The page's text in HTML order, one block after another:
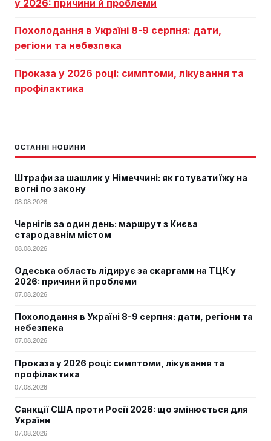
у 2026: причини й проблеми
Похолодання в Україні 8-9 серпня: дати,
регіони та небезпека
Проказа у 2026 році: симптоми, лікування та
профілактика
ОСТАННІ НОВИНИ
Штрафи за шашлик у Німеччині: як готувати їжу на
вогні по закону
08.08.2026
Чернігів за один день: маршрут з Києва
стародавнім містом
08.08.2026
Одеська область лідирує за скаргами на ТЦК у
2026: причини й проблеми
07.08.2026
Похолодання в Україні 8-9 серпня: дати, регіони та
небезпека
07.08.2026
Проказа у 2026 році: симптоми, лікування та
профілактика
07.08.2026
Санкції США проти Росії 2026: що змінюється для
України
07.08.2026